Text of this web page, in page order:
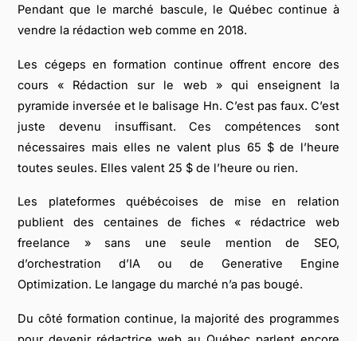
Pendant que le marché bascule, le Québec continue à
vendre la rédaction web comme en 2018.
Les cégeps en formation continue offrent encore des
cours « Rédaction sur le web » qui enseignent la
pyramide inversée et le balisage Hn. C’est pas faux. C’est
juste devenu insuffisant. Ces compétences sont
nécessaires mais elles ne valent plus 65 $ de l’heure
toutes seules. Elles valent 25 $ de l’heure ou rien.
Les plateformes québécoises de mise en relation
publient des centaines de fiches « rédactrice web
freelance » sans une seule mention de SEO,
d’orchestration d’IA ou de Generative Engine
Optimization. Le langage du marché n’a pas bougé.
Du côté formation continue, la majorité des programmes